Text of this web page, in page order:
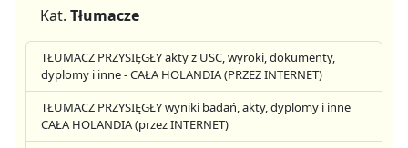
Kat. Tłumacze
TŁUMACZ PRZYSIĘGŁY akty z USC, wyroki, dokumenty,
dyplomy i inne - CAŁA HOLANDIA (PRZEZ INTERNET)
TŁUMACZ PRZYSIĘGŁY wyniki badań, akty, dyplomy i inne
CAŁA HOLANDIA (przez INTERNET)